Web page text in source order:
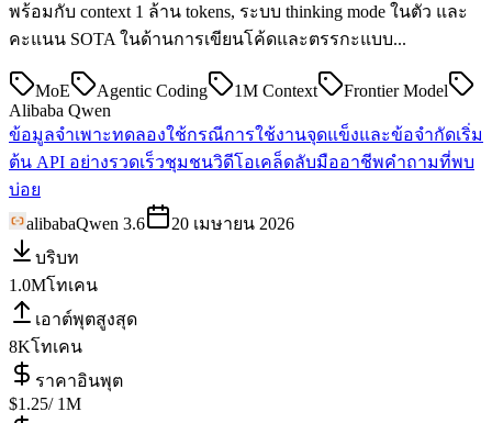
พร้อมกับ context 1 ล้าน tokens, ระบบ thinking mode ในตัว และ
คะแนน SOTA ในด้านการเขียนโค้ดและตรรกะแบบ...
MoE Agentic Coding 1M Context
Frontier Model
Alibaba Qwen
ข้อมูลจำเพาะทดลองใช้กรณีการใช้งานจุดแข็งและข้อจำกัดเริ่ม
ต้น API อย่างรวดเร็วชุมชนวิดีโอเคล็ดลับมืออาชีพคำถามที่พบ
บ่อย
alibabaQwen 3.6
20 เมษายน 2026
บริบท
1.0Mโทเคน
เอาต์พุตสูงสุด
8Kโทเคน
ราคาอินพุต
$1.25/ 1M